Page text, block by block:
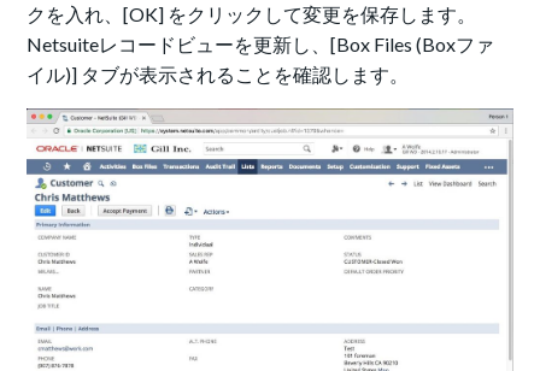
クを入れ、[OK] をクリックして変更を保存します。
Netsuiteレコードビューを更新し、[Box Files (Boxファ
イル)] タブが表示されることを確認します。